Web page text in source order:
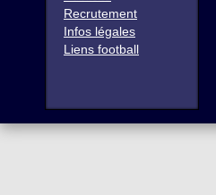
Recrutement
Infos légales
Liens football